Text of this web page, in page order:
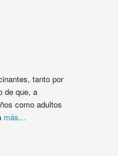
tanto por
de que, a
como adultos
más...